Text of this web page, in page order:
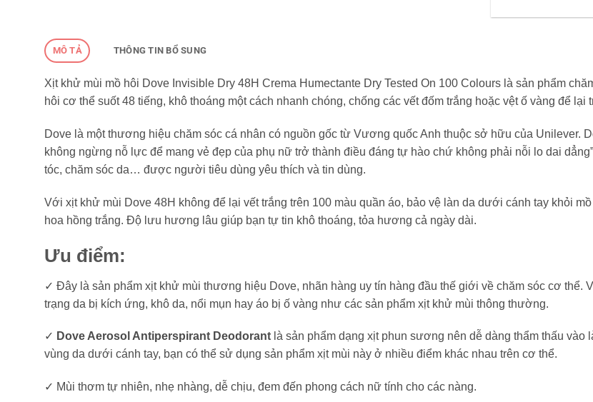
MÔ TẢ THÔNG TIN BỔ SUNG
Xịt khử mùi mồ hôi Dove Invisible Dry 48H Crema Humectante Dry Tested On 100 Colours là sản phẩm
hôi cơ thể suốt 48 tiếng, khô thoáng một cách nhanh chóng, chống các vết đốm trắng hoặc vệt ố vàng để lại
Dove là một thương hiệu chăm sóc cá nhân có nguồn gốc từ Vương quốc Anh thuộc sở hữu của Unilever.
không ngừng nỗ lực để mang vẻ đẹp của phụ nữ trở thành điều đáng tự hào chứ không phải nỗi lo dai
tóc, chăm sóc da… được người tiêu dùng yêu thích và tin dùng.
Với xịt khử mùi Dove 48H không để lại vết trắng trên 100 màu quần áo, bảo vệ làn da dưới cánh tay khỏi
hoa hồng trắng. Độ lưu hương lâu giúp bạn tự tin khô thoáng, tỏa hương cả ngày dài.
Ưu điểm:
✓ Đây là sản phẩm xịt khử mùi thương hiệu Dove, nhãn hàng uy tín hàng đầu thế giới về chăm sóc cơ thể.
trạng da bị kích ứng, khô da, nổi mụn hay áo bị ố vàng như các sản phẩm xịt khử mùi thông thường.
✓ Dove Aerosol Antiperspirant Deodorant là sản phẩm dạng xịt phun sương nên dễ dàng thẩm thấu
vùng da dưới cánh tay, bạn có thể sử dụng sản phẩm xịt mùi này ở nhiều điểm khác nhau trên cơ thể.
✓ Mùi thơm tự nhiên, nhẹ nhàng, dễ chịu, đem đến phong cách nữ tính cho các nàng.